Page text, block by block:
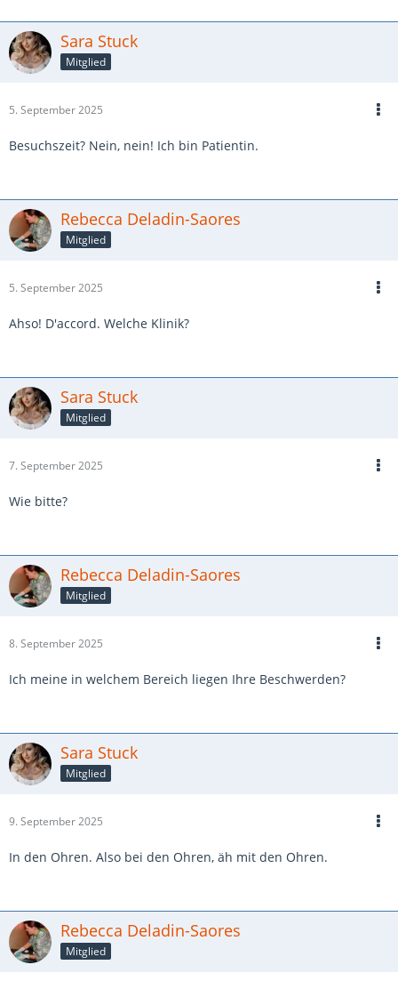
Sara Stuck
Mitglied
5. September 2025
Besuchszeit? Nein, nein! Ich bin Patientin.
Rebecca Deladin-Saores
Mitglied
5. September 2025
Ahso! D'accord. Welche Klinik?
Sara Stuck
Mitglied
7. September 2025
Wie bitte?
Rebecca Deladin-Saores
Mitglied
8. September 2025
Ich meine in welchem Bereich liegen Ihre Beschwerden?
Sara Stuck
Mitglied
9. September 2025
In den Ohren. Also bei den Ohren, äh mit den Ohren.
Rebecca Deladin-Saores
Mitglied